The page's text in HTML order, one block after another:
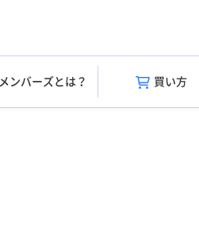
メンバーズとは？ 買い方